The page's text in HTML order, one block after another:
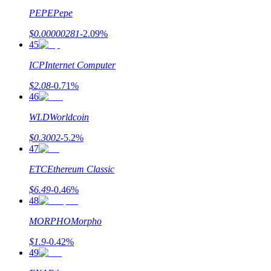
GabungMendaftar
PEPEPepe
$0.00000281-2.09%
45
ICPInternet Computer
$2.08-0.71%
46
WLDWorldcoin
$0.3002-5.2%
47
ETCEthereum Classic
$6.49-0.46%
48
MORPHOMorpho
$1.9-0.42%
49